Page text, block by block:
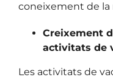
coneixement de la
Creixement
activitats de
Les activitats de